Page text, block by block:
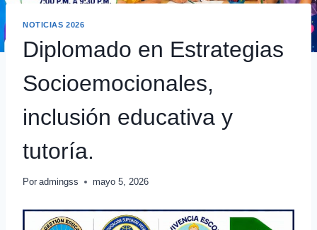
NOTICIAS 2026
Diplomado en Estrategias
Socioemocionales,
inclusión educativa y
tutoría.
Por admingss mayo 5, 2026